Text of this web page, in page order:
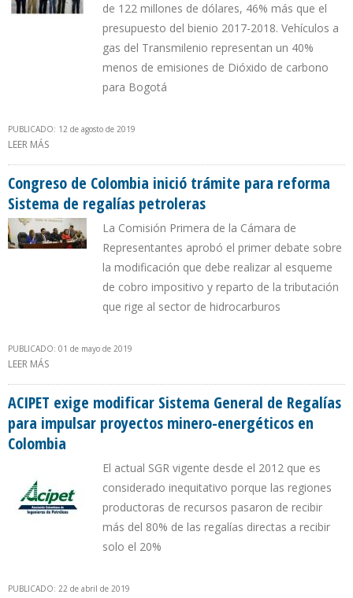
de 122 millones de dólares, 46% más que el
presupuesto del bienio 2017-2018. Vehículos a
gas del Transmilenio representan un 40%
menos de emisiones de Dióxido de carbono
para Bogotá
PUBLICADO: 12 de agosto de 2019
LEER MÁS
Congreso de Colombia inició trámite para reforma
Sistema de regalías petroleras
La Comisión Primera de la Cámara de
Representantes aprobó el primer debate sobre
la modificación que debe realizar al esqueme
de cobro impositivo y reparto de la tributación
que rige al sector de hidrocarburos
PUBLICADO: 01 de mayo de 2019
LEER MÁS
ACIPET exige modificar Sistema General de Regalías
para impulsar proyectos minero-energéticos en
Colombia
El actual SGR vigente desde el 2012 que es
considerado inequitativo porque las regiones
productoras de recursos pasaron de recibir
más del 80% de las regalías directas a recibir
solo el 20%
PUBLICADO: 22 de abril de 2019